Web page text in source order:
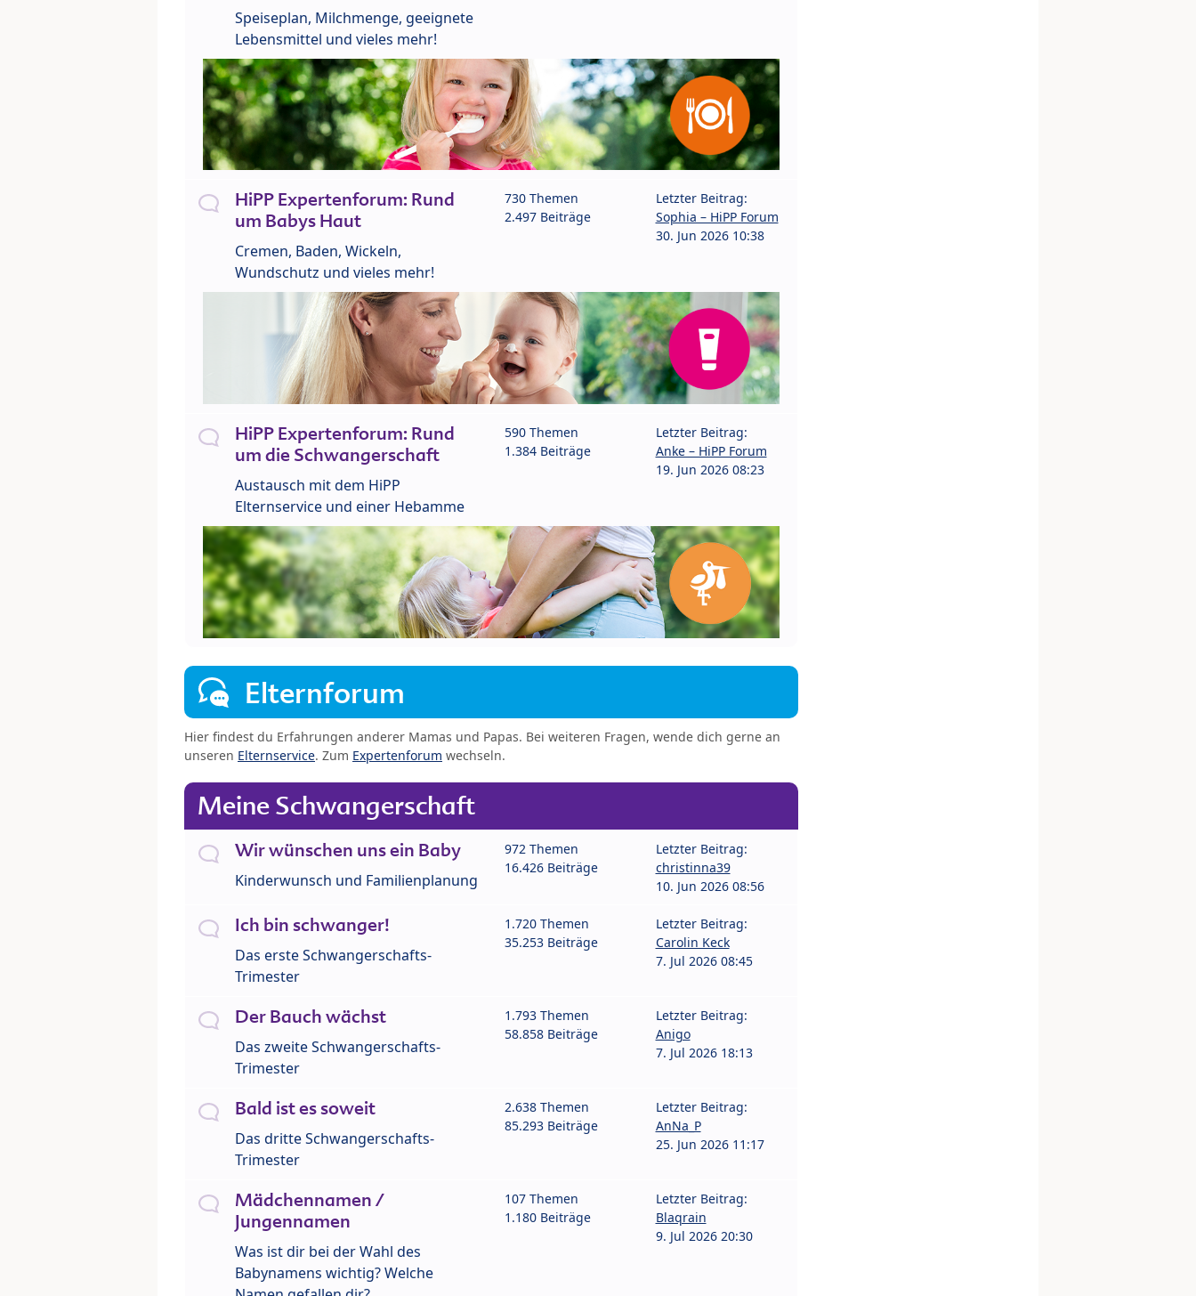
Speiseplan, Milchmenge, geeignete
Lebensmittel und vieles mehr!
HiPP Expertenforum: Rund
um Babys Haut
Cremen, Baden, Wickeln,
Wundschutz und vieles mehr!
730 Themen
2.497 Beiträge
Letzter Beitrag:
Sophia – HiPP Forum
30. Jun 2026 10:38
HiPP Expertenforum: Rund
um die Schwangerschaft
Austausch mit dem HiPP
Elternservice und einer Hebamme
590 Themen
1.384 Beiträge
Letzter Beitrag:
Anke – HiPP Forum
19. Jun 2026 08:23
Elternforum
Hier findest du Erfahrungen anderer Mamas und Papas. Bei weiteren Fragen, wende dich gerne an
unseren Elternservice. Zum Expertenforum wechseln.
Meine Schwangerschaft
Wir wünschen uns ein Baby
Kinderwunsch und Familienplanung
972 Themen
16.426 Beiträge
Letzter Beitrag:
christinna39
10. Jun 2026 08:56
Ich bin schwanger!
Das erste Schwangerschafts-
Trimester
1.720 Themen
35.253 Beiträge
Letzter Beitrag:
Carolin Keck
7. Jul 2026 08:45
Der Bauch wächst
Das zweite Schwangerschafts-
Trimester
1.793 Themen
58.858 Beiträge
Letzter Beitrag:
Anigo
7. Jul 2026 18:13
Bald ist es soweit
Das dritte Schwangerschafts-
Trimester
2.638 Themen
85.293 Beiträge
Letzter Beitrag:
AnNa_P
25. Jun 2026 11:17
Mädchennamen /
Jungennamen
Was ist dir bei der Wahl des
Babynamens wichtig? Welche
107 Themen
1.180 Beiträge
Letzter Beitrag:
Blaqrain
9. Jul 2026 20:30